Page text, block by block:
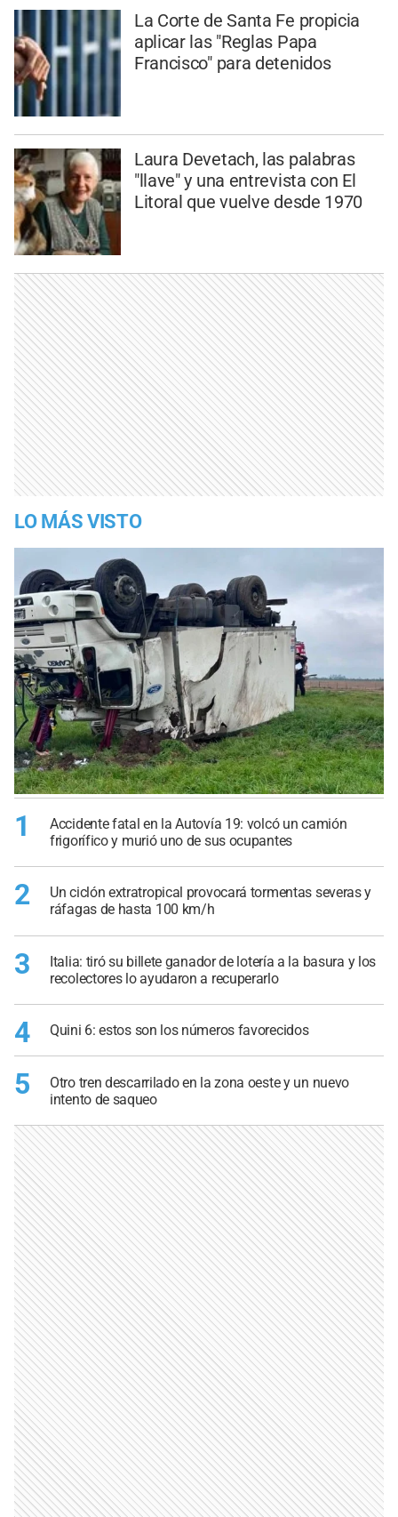
La Corte de Santa Fe propicia
aplicar las "Reglas Papa
Francisco" para detenidos
Laura Devetach, las palabras
"llave" y una entrevista con El
Litoral que vuelve desde 1970
LO MÁS VISTO
1
Accidente fatal en la Autovía 19: volcó un camión
frigorífico y murió uno de sus ocupantes
2
Un ciclón extratropical provocará tormentas severas y
ráfagas de hasta 100 km/h
3
Italia: tiró su billete ganador de lotería a la basura y los
recolectores lo ayudaron a recuperarlo
4 Quini 6: estos son los números favorecidos
5
Otro tren descarrilado en la zona oeste y un nuevo
intento de saqueo